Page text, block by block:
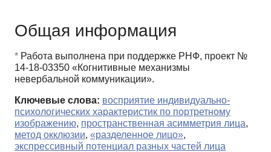
Общая информация
* Работа выполнена при поддержке РНФ, проект №
14-18-03350 «Когнитивные механизмы
невербальной коммуникации».
Ключевые слова: восприятие индивидуально-
психологических характеристик по портретному
изображению, пространственная асимметрия лица,
метод окклюзии, «разделенное лицо»,
экспрессивный потенциал разных частей лица